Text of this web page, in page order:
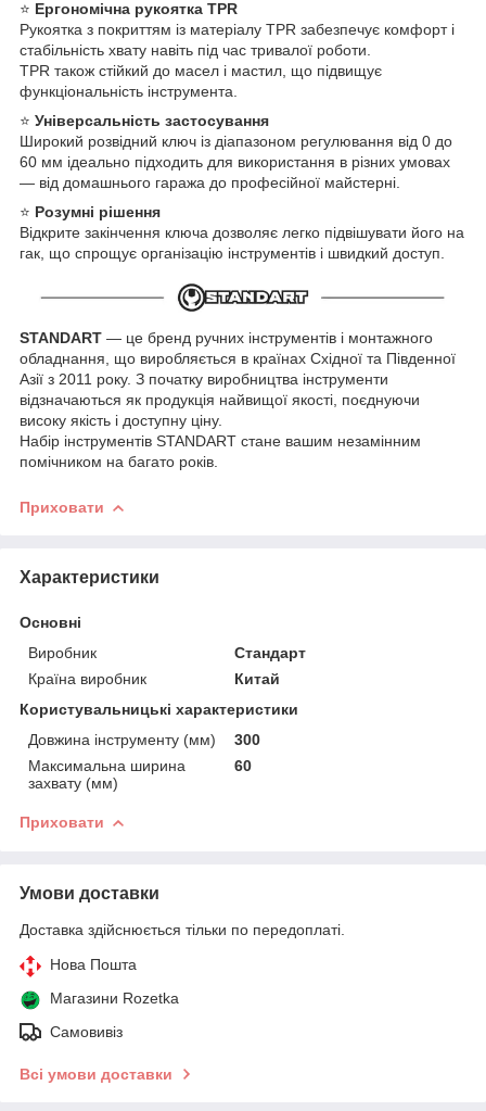
⭐ Ергономічна рукоятка TPR
Рукоятка з покриттям із матеріалу TPR забезпечує комфорт і
стабільність хвату навіть під час тривалої роботи.
TPR також стійкий до масел і мастил, що підвищує
функціональність інструмента.
⭐ Універсальність застосування
Широкий розвідний ключ із діапазоном регулювання від 0 до
60 мм ідеально підходить для використання в різних умовах
— від домашнього гаража до професійної майстерні.
⭐ Розумні рішення
Відкрите закінчення ключа дозволяє легко підвішувати його на
гак, що спрощує організацію інструментів і швидкий доступ.
STANDART — це бренд ручних інструментів і монтажного
обладнання, що виробляється в країнах Східної та Південної
Азії з 2011 року. З початку виробництва інструменти
відзначаються як продукція найвищої якості, поєднуючи
високу якість і доступну ціну.
Набір інструментів STANDART стане вашим незамінним
помічником на багато років.
Приховати
Характеристики
Основні
Виробник
Стандарт
Країна виробник
Китай
Користувальницькі характеристики
Довжина інструменту (мм)
300
Максимальна ширина
захвату (мм)
60
Приховати
Умови доставки
Доставка здійснюється тільки по передоплаті.
Нова Пошта
Магазини Rozetka
Самовивіз
Всі умови доставки